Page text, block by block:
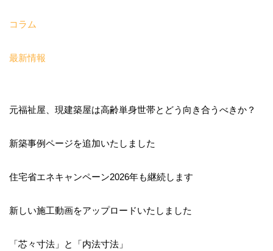
コラム
最新情報
元福祉屋、現建築屋は高齢単身世帯とどう向き合うべきか？
新築事例ページを追加いたしました
住宅省エネキャンペーン2026年も継続します
新しい施工動画をアップロードいたしました
「芯々寸法」と「内法寸法」